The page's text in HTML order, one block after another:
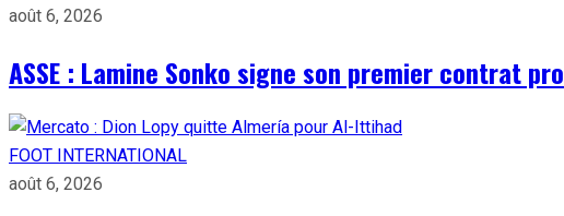
août 6, 2026
ASSE : Lamine Sonko signe son premier contrat pro
FOOT INTERNATIONAL
août 6, 2026